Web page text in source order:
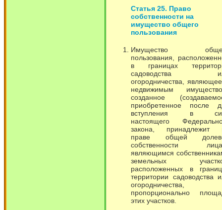
Статья 25. Право
собственности на
имущество общего
пользования
Имущество
пользования,
в границах
садоводства
огородничества,
недвижимым
созданное
приобретенное после
вступления в
настоящего
закона, принадлежит
праве общей
собственности
являющимся
земельных
расположенных в
территории садоводства
огородничества,
пропорционально
этих участков.